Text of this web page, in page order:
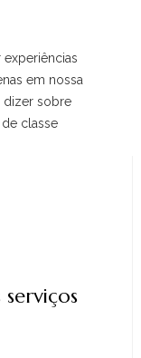
em nossa
dizer sobre
classe
serviços